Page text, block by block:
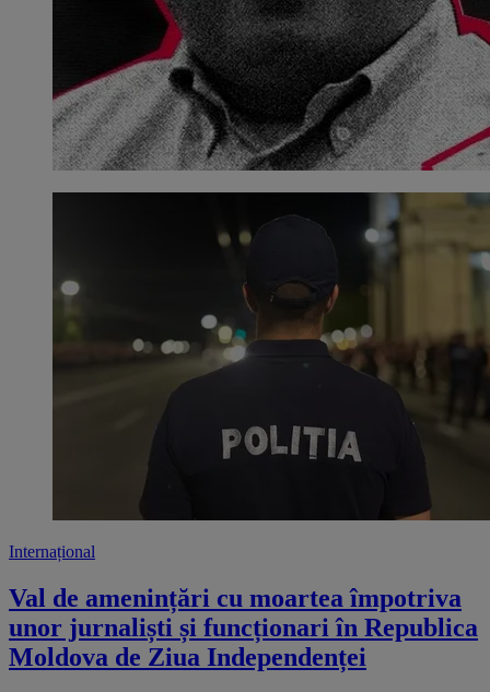
Internațional
Val de amenințări cu moartea împotriva
unor jurnaliști și funcționari în Republica
Moldova de Ziua Independenței